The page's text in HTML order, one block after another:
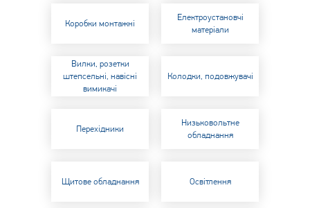
Коробки монтажні
Електроустановчі
матеріали
Вилки, розетки
штепсельні, навісні
вимикачі
Колодки, подовжувачі
Перехідники
Низьковольтне
обладнання
Щитове обладнання Освітлення